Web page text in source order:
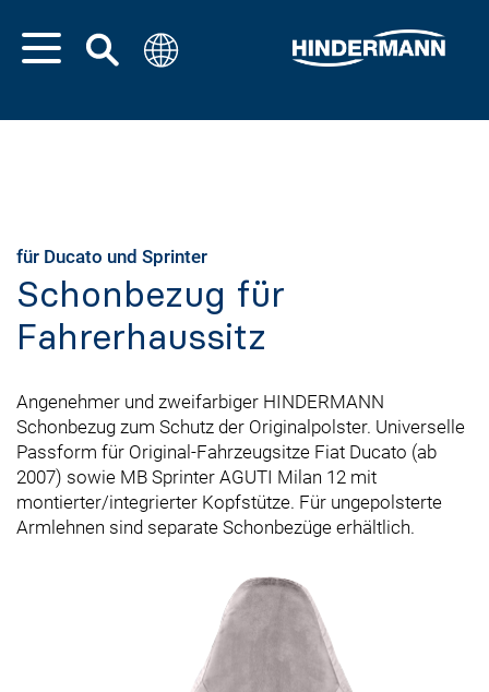
für Ducato und Sprinter
Schonbezug für
Fahrerhaussitz
Angenehmer und zweifarbiger HINDERMANN
Schonbezug zum Schutz der Originalpolster. Universelle
Passform für Original-Fahrzeugsitze Fiat Ducato (ab
2007) sowie MB Sprinter AGUTI Milan 12 mit
montierter/integrierter Kopfstütze. Für ungepolsterte
Armlehnen sind separate Schonbezüge erhältlich.